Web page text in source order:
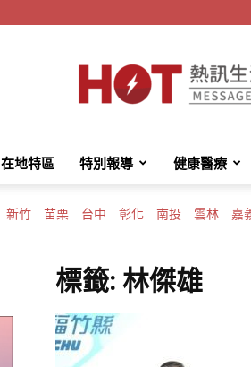
熱
在地特區 特別報導 健康醫療
新竹 苗栗 台中 彰化 南投 雲林 嘉
標籤: 林傑雄